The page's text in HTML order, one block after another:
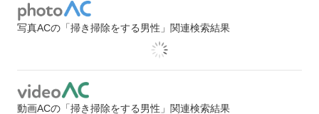
写真ACの「掃き掃除をする男性」関連検索結果
動画ACの「掃き掃除をする男性」関連検索結果